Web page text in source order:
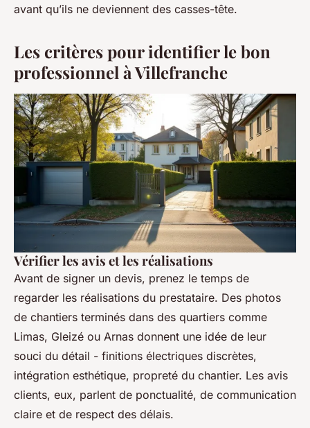
avant qu’ils ne deviennent des casses-tête.
Les critères pour identifier le bon
professionnel à Villefranche
Vérifier les avis et les réalisations
Avant de signer un devis, prenez le temps de
regarder les réalisations du prestataire. Des photos
de chantiers terminés dans des quartiers comme
Limas, Gleizé ou Arnas donnent une idée de leur
souci du détail - finitions électriques discrètes,
intégration esthétique, propreté du chantier. Les avis
clients, eux, parlent de ponctualité, de communication
claire et de respect des délais.